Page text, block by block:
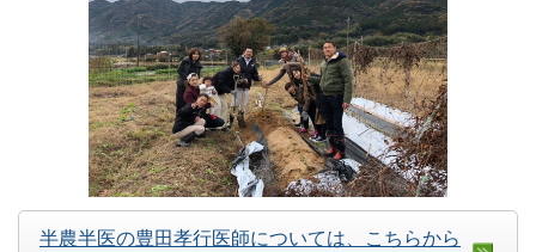
半農半医の豊田孝行医師については、こちらから